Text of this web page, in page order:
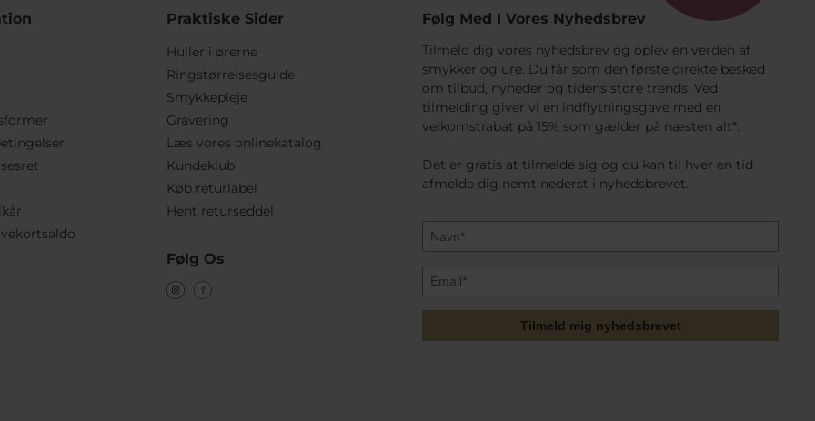
Praktiske Sider
Huller i ørerne
Ringstørrelsesguide
Smykkepleje
Gravering
Læs vores onlinekatalog
Kundeklub
Køb returlabel
Hent returseddel
Følg Os
Følg Med I Vores Nyhedsbrev
Tilmeld dig vores nyhedsbrev og oplev en verden af
smykker og ure. Du får som den første direkte besked
om tilbud, nyheder og tidens store trends. Ved
tilmelding giver vi en indflytningsgave med en
velkomstrabat på 15% som gælder på næsten alt*.
Det er gratis at tilmelde sig og du kan til hver en tid
afmelde dig nemt nederst i nyhedsbrevet.
Tilmeld mig nyhedsbrevet